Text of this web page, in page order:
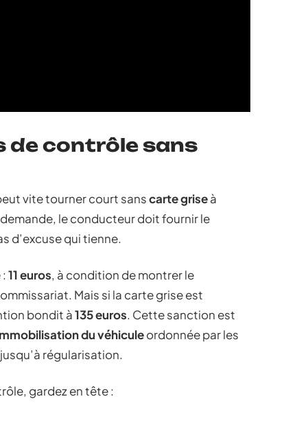
de contrôle sans
vite tourner court sanscarte griseà
le conducteur doit fournir le
d’excuse qui tienne.
11 euros, à condition de montrer le
Mais si la carte grise est
bondit à135 euros. Cette sanction est
du véhiculeordonnée par les
régularisation.
gardez en tête :